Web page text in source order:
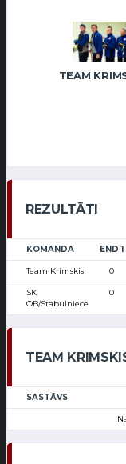
TEAM
REZULTĀTI
KOMANDA END 1
Team Krimskis 0
SK
OB/Stabulniece
0
TEAM
SASTĀVS